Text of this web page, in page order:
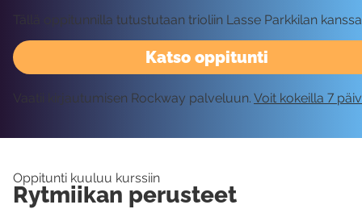
Katso oppitunti
Tällä oppitunnilla tutustutaan trioliin Lasse Parkkilan
Vaatii kirjautumisen Rockway palveluun. Voit kokeilla 7
Oppitunti kuuluu kurssiin
Rytmiikan perusteet